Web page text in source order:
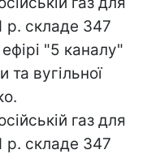
р. складе 347
"5 каналу"
та вугільної
газ для
р. складе 347